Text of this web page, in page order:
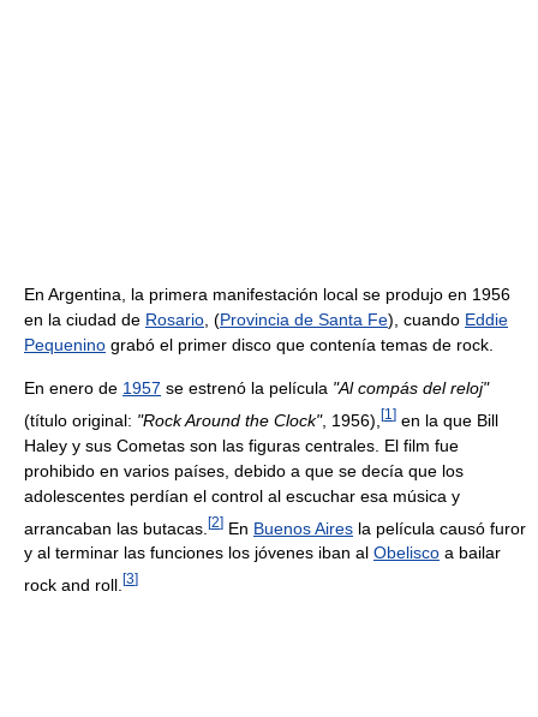
En Argentina, la primera manifestación local se produjo en 1956
en la ciudad de Rosario , (Provincia de Santa Fe), cuando Eddie
Pequenino grabó el primer disco que contenía temas de rock.
En enero de 1957 se estrenó la película "Al compás del reloj"
(título original: "Rock Around the Clock", 1956), [1 ] en la que Bill
Haley y sus Cometas son las figuras centrales. El film fue
prohibido en varios países, debido a que se decía que los
adolescentes perdían el control al escuchar esa música y
arrancaban las butacas. [2] En Buenos Aires la película causó furor
y al terminar las funciones los jóvenes iban al Obelisco a bailar
rock and roll. [3]